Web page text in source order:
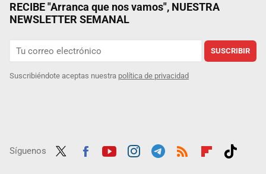
RECIBE "Arranca que nos vamos", NUESTRA
NEWSLETTER SEMANAL
SUSCRIBIR
Suscribiéndote aceptas nuestra política de privacidad
Síguenos